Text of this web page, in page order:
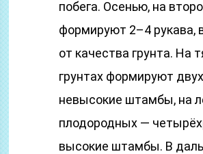
побега. Осенью, на
формируют 2–4 рукава,
от качества грунта. На
грунтах формируют
невысокие штамбы, на
плодородных —
высокие штамбы. В